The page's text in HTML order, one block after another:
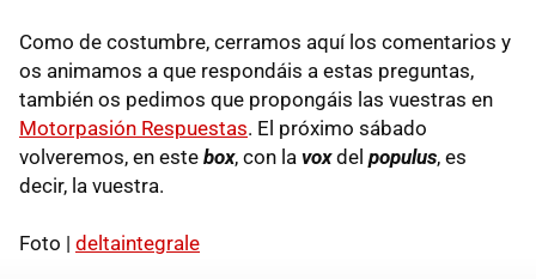
Como de costumbre, cerramos aquí los comentarios y
os animamos a que respondáis a estas preguntas,
también os pedimos que propongáis las vuestras en
Motorpasión Respuestas. El próximo sábado
volveremos, en este box, con la voxdel populus, es
decir, la vuestra.
Foto | deltaintegrale